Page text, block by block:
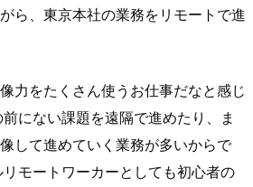
ら、東京本社の業務をリモートで進
力をたくさん使うお仕事だなと感じ
にない課題を遠隔で進めたり、ま
して進めていく業務が多いからで
モートワーカーとしても初心者の